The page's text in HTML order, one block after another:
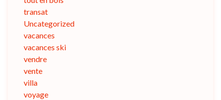
transat
Uncategorized
vacances
vacances ski
vendre
vente
villa
voyage